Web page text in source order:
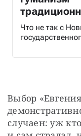
Что не так с
Выбор
случаен: уж